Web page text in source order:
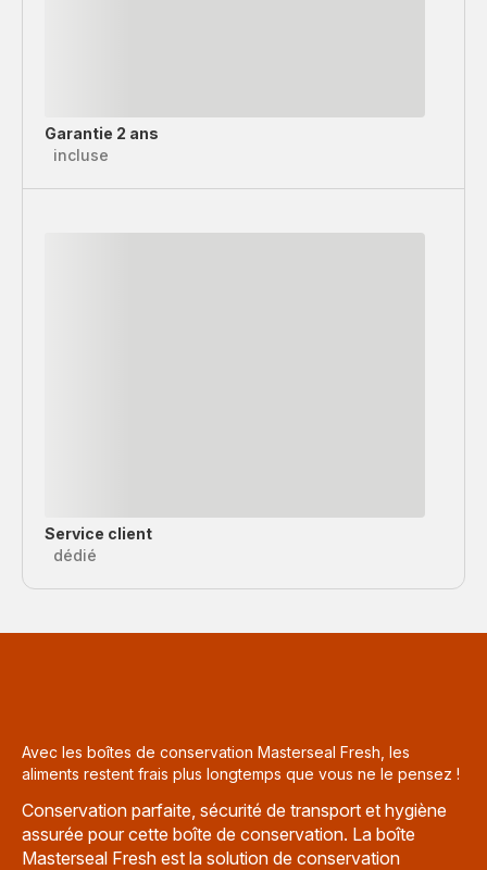
Garantie 2 ans
incluse
Service client
dédié
Avec les boîtes de conservation Masterseal Fresh, les
aliments restent frais plus longtemps que vous ne le pensez !
Conservation parfaite, sécurité de transport et hygiène
assurée pour cette boîte de conservation. La boîte
Masterseal Fresh est la solution de conservation